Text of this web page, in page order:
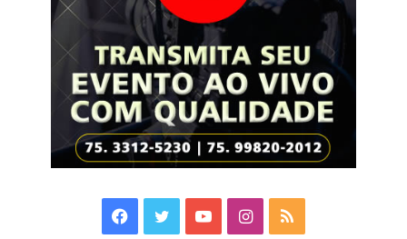
Facebook
TwitterYouTubeInstagram
RSS